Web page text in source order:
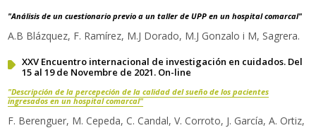
"Análisis de un cuestionario previo a un taller de UPP en un hospital comarcal"
A.B Blázquez, F. Ramírez, M.J Dorado, M.J Gonzalo i M, Sagrera.
XXV Encuentro internacional de investigación en cuidados. Del
15 al 19 de Novembre de 2021. On-line
"Descripción de la percepeción de la calidad del sueño de los pacientes
ingresados en un hospital comarcal"
F. Berenguer, M. Cepeda, C. Candal, V. Corroto, J. García, A. Ortiz,